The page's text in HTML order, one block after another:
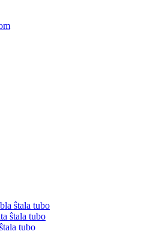
ŝtala tubo
ŝtala tubo
tubo